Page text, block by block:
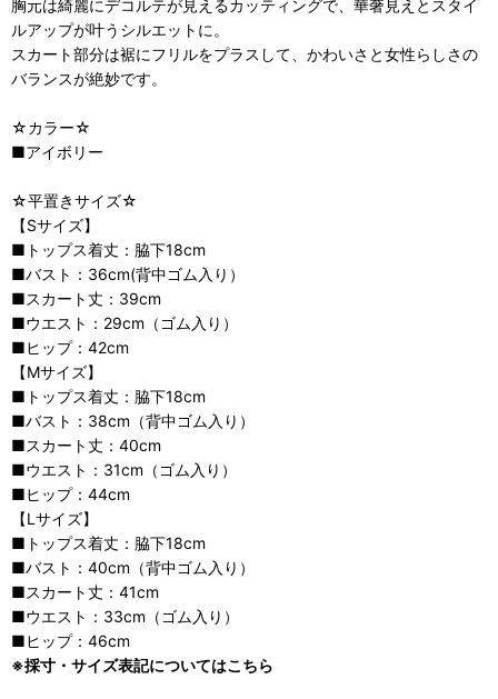
胸元は綺麗にデコルテが見えるカッティングで、華奢見えとスタイ
ルアップが叶うシルエットに。
スカート部分は裾にフリルをプラスして、かわいさと女性らしさの
バランスが絶妙です。
☆カラー☆
■アイボリー
☆平置きサイズ☆
【Sサイズ】
■トップス着丈：脇下18cm
■バスト：36cm(背中ゴム入り）
■スカート丈：39cm
■ウエスト：29cm（ゴム入り）
■ヒップ：42cm
【Mサイズ】
■トップス着丈：脇下18cm
■バスト：38cm（背中ゴム入り）
■スカート丈：40cm
■ウエスト：31cm（ゴム入り）
■ヒップ：44cm
【Lサイズ】
■トップス着丈：脇下18cm
■バスト：40cm（背中ゴム入り）
■スカート丈：41cm
■ウエスト：33cm（ゴム入り）
■ヒップ：46cm
※採寸・サイズ表記についてはこちら